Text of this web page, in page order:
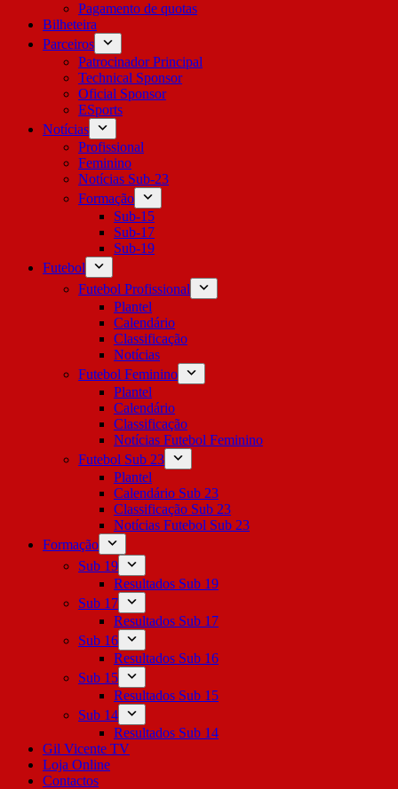
Pagamento de quotas
Bilheteira
Parceiros
Patrocinador Principal
Technical Sponsor
Oficial Sponsor
ESports
Notícias
Profissional
Feminino
Notícias Sub-23
Formação
Sub-15
Sub-17
Sub-19
Futebol
Futebol Profissional
Plantel
Calendário
Classificação
Notícias
Futebol Feminino
Plantel
Calendário
Classificação
Notícias Futebol Feminino
Futebol Sub 23
Plantel
Calendário Sub 23
Classificação Sub 23
Notícias Futebol Sub 23
Formação
Sub 19
Resultados Sub 19
Sub 17
Resultados Sub 17
Sub 16
Resultados Sub 16
Sub 15
Resultados Sub 15
Sub 14
Resultados Sub 14
Gil Vicente TV
Loja Online
Contactos